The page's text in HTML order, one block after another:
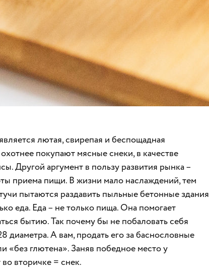
лютая, свирепая и беспощадная
покупают мясные снеки, в качестве
Другой аргумент в пользу развития рынка –
приема пищи. В жизни мало наслаждений, тем
пытаются раздавить пыльные бетонные здания
еда. Еда – не только пища. Она помогает
бытию. Так почему бы не побаловать себя
диаметра. А вам, продать его за баснословные
«без глютена». Заняв победное место у
вторичке = снек.